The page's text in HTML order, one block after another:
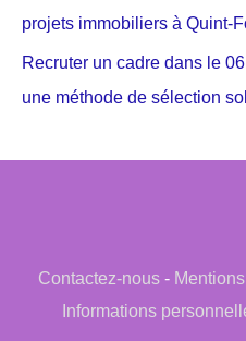
projets immobiliers à Quint-
Recruter un cadre dans le
une méthode de sélection
Contactez-nous-
Informations